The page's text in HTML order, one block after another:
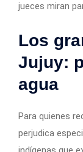
jueces miran
Los
Jujuy:
agua
Para quienes
perjudica